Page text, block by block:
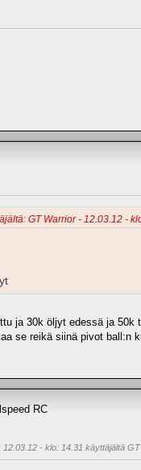
GT Warrior - 12.03.12 -
ja 30k öljyt edessä ja 50k
se reikä siinä pivot ball:n
RC
: 12.03.12 - klo: 14.31 käyttäjältä